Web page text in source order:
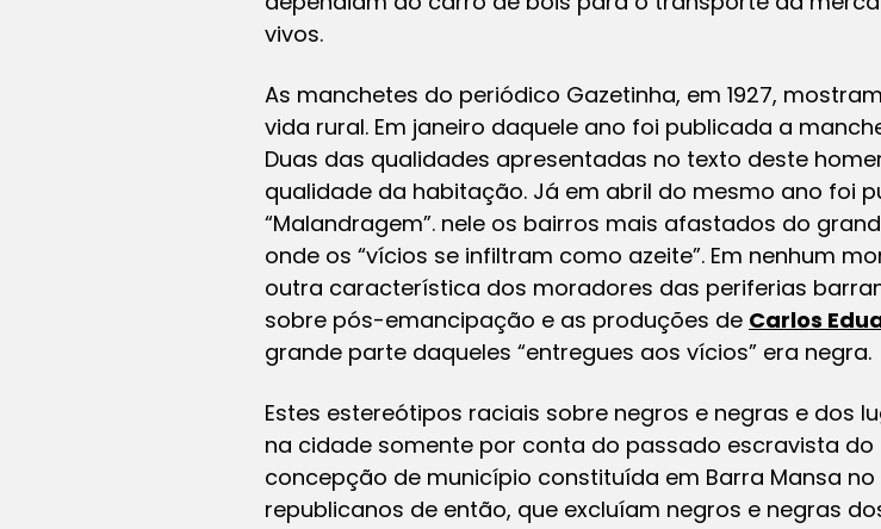
vivos.
As manchetes do periódico Gazetinha, em 1927,
vida rural. Em janeiro daquele ano foi publicada a
Duas das qualidades apresentadas no texto deste
qualidade da habitação. Já em abril do mesmo ano foi
“Malandragem”. nele os bairros mais afastados do
onde os “vícios se infiltram como azeite”. Em nenhum
outra característica dos moradores das periferias
sobre pós-emancipação e as produções de Carlos
grande parte daqueles “entregues aos vícios” era negra.
Estes estereótipos raciais sobre negros e negras e dos
na cidade somente por conta do passado escravista do
concepção de município constituída em Barra Mansa
republicanos de então, que excluíam negros e negras